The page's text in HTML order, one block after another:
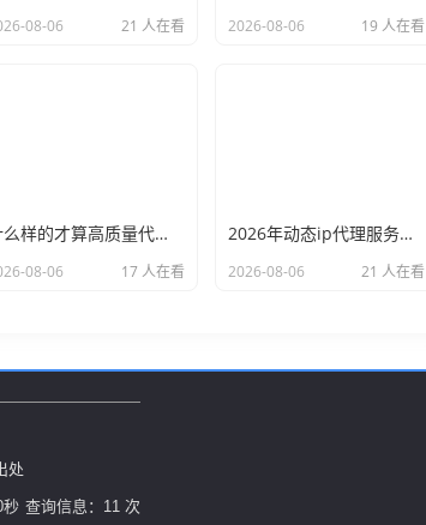
08-06 21 人在看 2026-08-06 19 人在看
什么样的才算高质量代理ip？资深玩家总结了三个硬指标
08-06 17 人在看
2026年动态ip代理服务商有哪些？这份清单建议收藏
2026-08-06 21 人在看
处
秒 查询信息：11 次